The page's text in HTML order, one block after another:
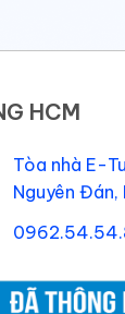
HCM
Tòa nhà E-
Nguyên Đán,